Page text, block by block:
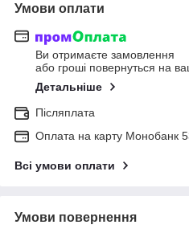
Умови оплати
Ви отримаєте замовлення
або гроші повернуться на
Детальніше
Післяплата
Оплата на карту Монобанк
Всі умови оплати
Умови повернення